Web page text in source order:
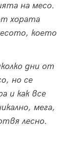
на месо.
хората
което
дни от
но се
и как все
мега,
лесно.